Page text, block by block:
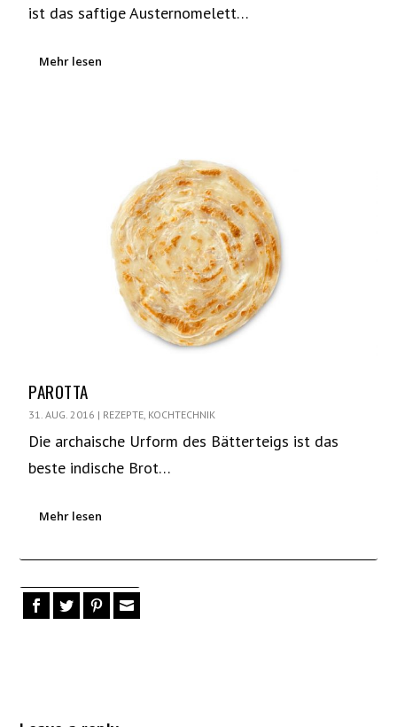
ist das saftige Austernomelett…
Mehr lesen
PAROTTA
31. AUG. 2016 | REZEPTE, KOCHTECHNIK
Die archaische Urform des Bätterteigs ist das
beste indische Brot…
Mehr lesen